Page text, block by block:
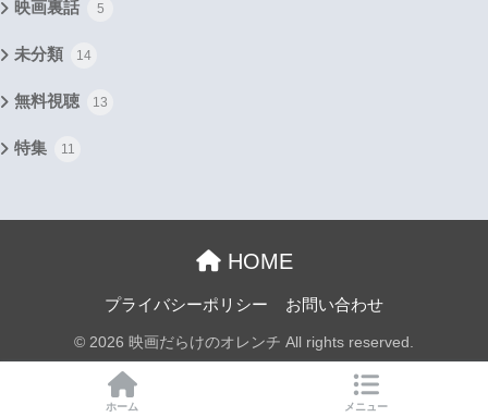
映画裏話 5
未分類 14
無料視聴 13
特集 11
HOME
プライバシーポリシー お問い合わせ
© 2026 映画だらけのオレンチ All rights reserved.
ホーム メニュー